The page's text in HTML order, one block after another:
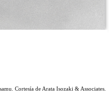
Cortesía de Arata Isozaki & Associates.